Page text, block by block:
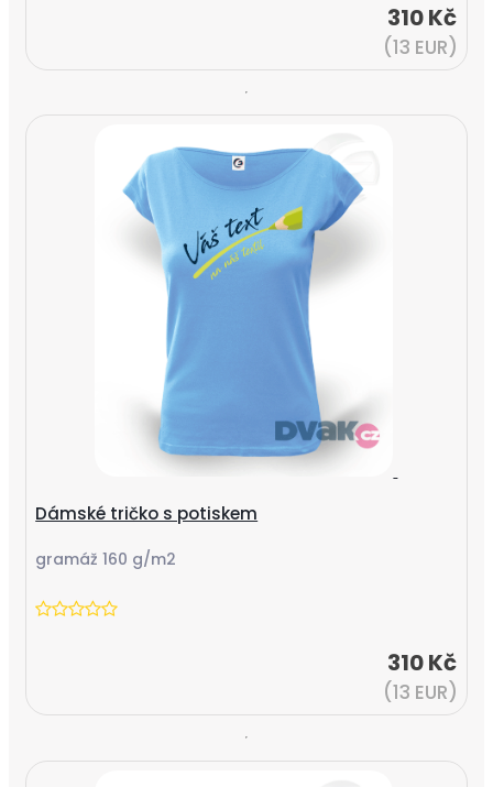
310 Kč
(13 EUR)
Dámské tričko s potiskem
gramáž 160 g/m2
310 Kč
(13 EUR)